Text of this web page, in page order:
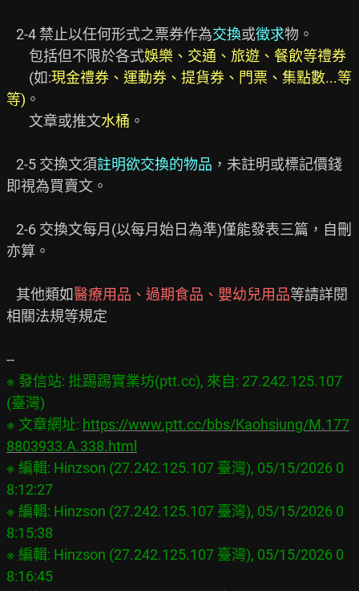
   2-4 禁止以任何形式之票券作為
交換或徵求物。
       包括但不限於各式
娛樂、交通、旅遊、餐飲等禮券
(如:現金禮券、運動券、提貨券、門票、集點數...等
等) 。
       文章或推文
水桶 。
   2-5 交換文須
註明欲交換的物品 ，未註明或標記價錢
即視為買賣文。
亦算。
   其他類如
醫療用品、過期食品、嬰幼兒用品等請詳閱
相關法規等規定
※ 發信站: 批踢踢實業坊(ptt.cc), 來自: 27.242.125.107
(臺灣)
※ 文章網址: https://www.ptt.cc/bbs/Kaohsiung/M.177
8803933.A.338.html
※ 編輯: Hinzson (27.242.125.107 臺灣), 05/15/2026 0
8:12:27
※ 編輯: Hinzson (27.242.125.107 臺灣), 05/15/2026 0
8:15:38
※ 編輯: Hinzson (27.242.125.107 臺灣), 05/15/2026 0
8:16:45